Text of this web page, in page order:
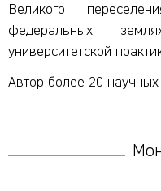
Великого
федеральных
университетской
Автор более 20 научных